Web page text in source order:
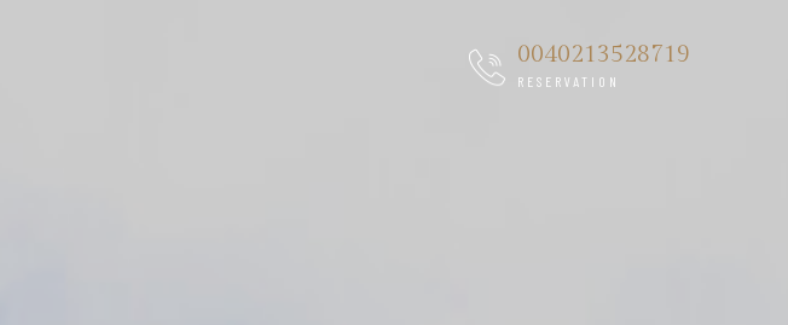
0040213528719
RESERVATION